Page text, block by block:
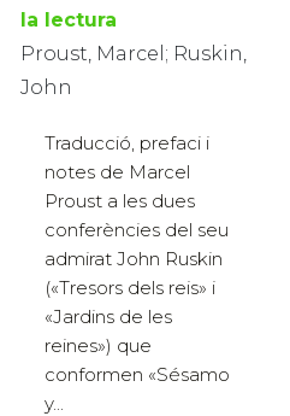
la lectura
Proust, Marcel; Ruskin,
John
Traducció, prefaci i
notes de Marcel
Proust a les dues
conferències del seu
admirat John Ruskin
(«Tresors dels reis» i
«Jardins de les
reines») que
conformen «Sésamo
y...